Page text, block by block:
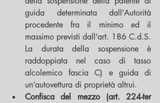
guida determinata dall’Autorità
procedente fra il minimo ed il
massimo previsti dall’art. 186 C.d.S.
La durata della sospensione è
raddoppiata nel caso di tasso
alcolemico fascia C) e guida di
un’autovettura di proprietà altrui.
Confisca del mezzo (art. 224-ter